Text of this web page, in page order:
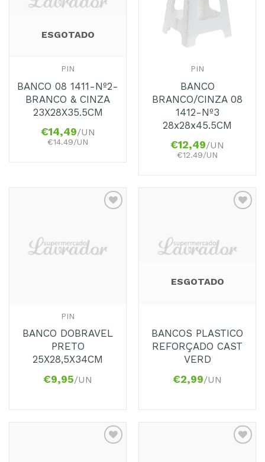
ESGOTADO
PIN
BANCO 08 1411-Nº2-
BRANCO & CINZA
23X28X35.5CM
€14,49/UN
€14.49/UN
PIN
BANCO
BRANCO/CINZA 08
1412-Nº3
28x28x45.5CM
€12,49/UN
€12.49/UN
Favoritos
PIN
BANCO DOBRAVEL
PRETO
25X28,5X34CM
€9,95/UN
Favoritos
ESGOTADO
BANCOS PLASTICO
REFORÇADO CAST
VERD
€2,99/UN